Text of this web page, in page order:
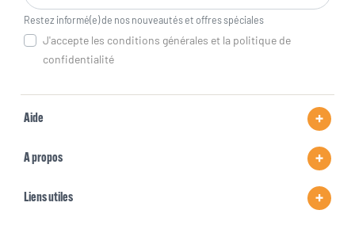
Restez informé(e) de nos nouveautés et offres spéciales
J'accepte les conditions générales et la politique de
confidentialité
Aide
A propos
Liens utiles